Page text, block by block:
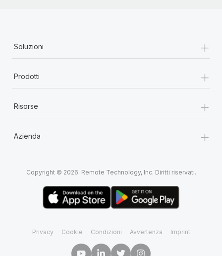
Soluzioni +
Prodotti +
Risorse +
Azienda +
Copyright © 2026. Remote Technology, Inc. Diritti riservati.
Privacy Cookie Condizioni Avvertenza Imprint